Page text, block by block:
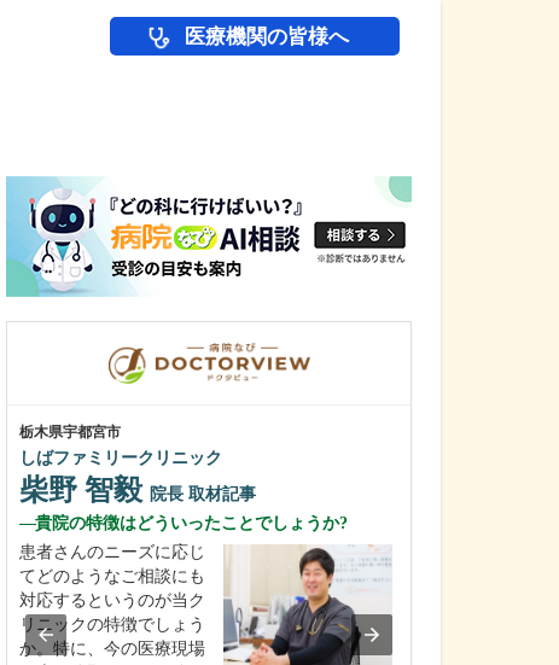
医療機関の皆様へ
栃木県宇都宮市
しばファミリークリニック
柴野 智毅 院長 取材記事
貴院の特徴はどういったことでしょうか?
患者さんのニーズに応じ
てどのようなご相談にも
対応するというのが当ク
リニックの特徴でしょう
か。特に、今の医療現場